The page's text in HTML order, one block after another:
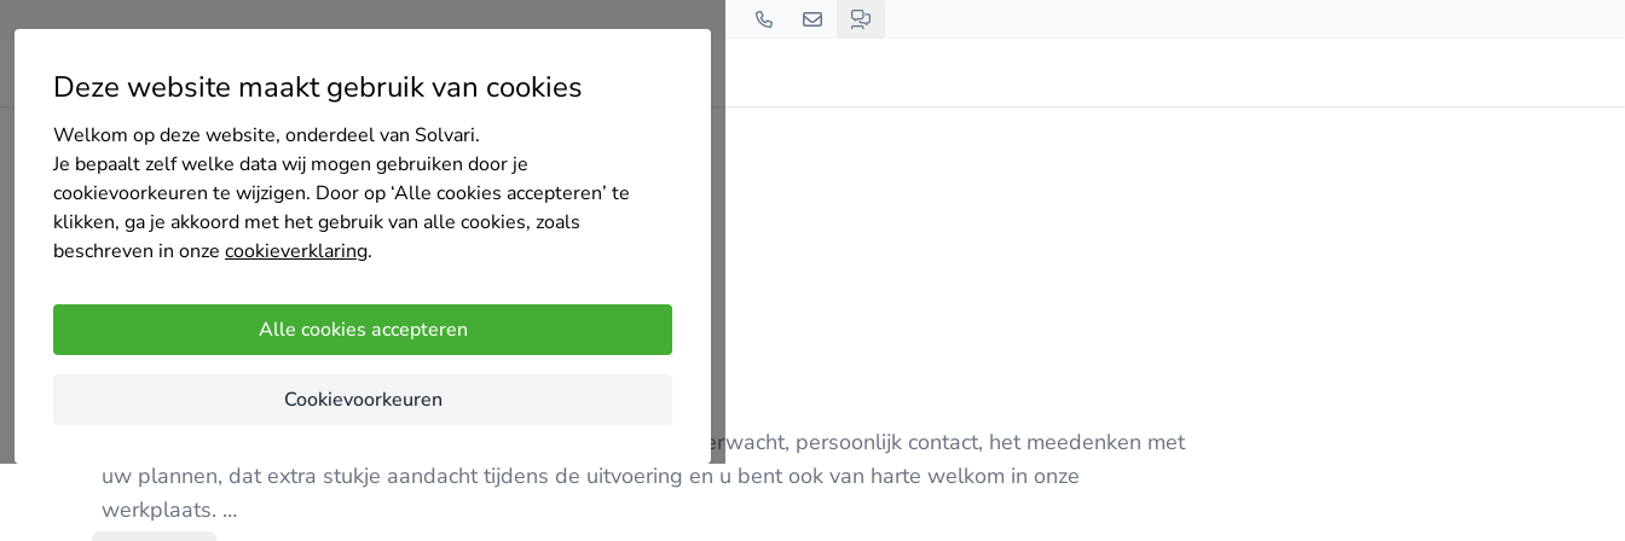
Deze website maakt gebruik van cookies
Welkom op deze website, onderdeel van Solvari.
Je bepaalt zelf welke data wij mogen gebruiken door je
cookievoorkeuren te wijzigen. Door op ‘Alle cookies accepteren’ te
klikken, ga je akkoord met het gebruik van alle cookies, zoals
beschreven in onze cookieverklaring.
Alle cookies accepteren
Cookievoorkeuren
Home Bedrijven overzicht Bouwbedrijf van Ramesdonk
Bouwbedrijf van Ramesdonk
Nog geen reviews
Bij ons bent u aan het juiste adres als u net dat beetje meer verwacht, persoonlijk contact, het meedenken met
uw plannen, dat extra stukje aandacht tijdens de uitvoering en u bent ook van harte welkom in onze
werkplaats.